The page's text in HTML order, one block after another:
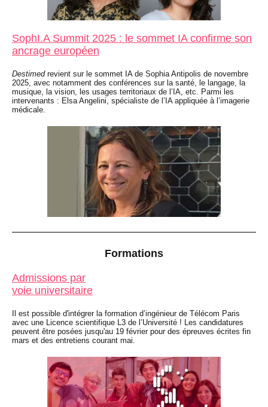
SophI.A Summit 2025 : le sommet IA confirme son
ancrage européen
Destimedrevient sur le sommet IA de Sophia Antipolis de novembre
2025, avec notamment des conférences sur la santé, le langage, la
musique, la vision, les usages territoriaux de l’IA, etc. Parmi les
intervenants : Elsa Angelini, spécialiste de l’IA appliquée à l’imagerie
médicale.
Formations
Admissions par
voie universitaire
Il est possible d'intégrer la formation d’ingénieur de Télécom Paris
avec une Licence scientifique L3 de l’Université ! Les candidatures
peuvent être posées jusqu'au 19 février pour des épreuves écrites fin
mars et des entretiens courant mai.